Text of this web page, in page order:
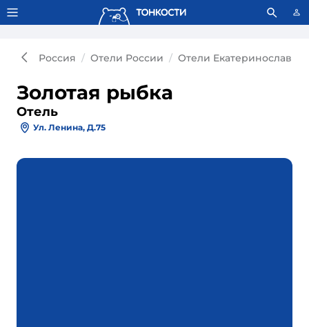
Тонкости используют сookie-файлы. Что это значит?
Россия Отели России Отели Екатеринославка
Золотая рыбка
Отель
Ул. Ленина, Д.75